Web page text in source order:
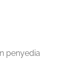
penyedia